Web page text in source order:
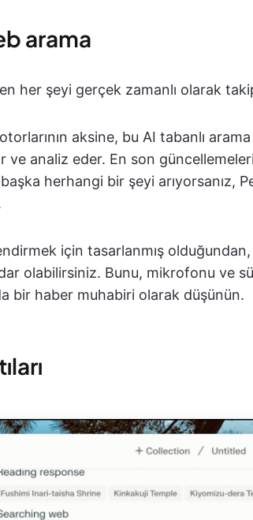
arama
her şeyi gerçek zamanlı olarak
aksine, bu AI tabanlı
analiz eder. En son
herhangi bir şeyi arıyorsanız,
için tasarlanmış
olabilirsiniz. Bunu, mikrofonu ve
bir haber muhabiri olarak düşünün.